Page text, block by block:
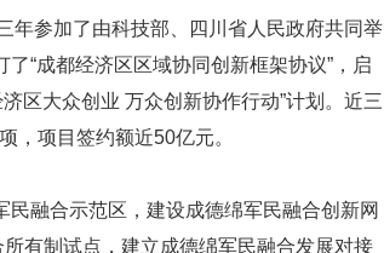
年参加了由科技部、四川省人民政府共同举
“成都经济区区域协同创新框架协议”，启
区大众创业 万众创新协作行动”计划。近三
，项目签约额近50亿元。
融合示范区，建设成德绵军民融合创新网
有制试点，建立成德绵军民融合发展对接